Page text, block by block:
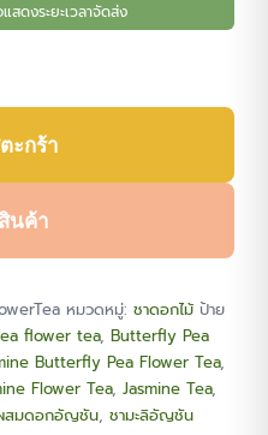
สดงระยะเวลาจัดส่ง
ะกร้า
นค้า
หมวดหมู่: ชาดอกไม้ ป้าย
flower tea, Butterfly Pea
Butterfly Pea Flower Tea,
Flower Tea, Jasmine Tea,
สมดอกอัญชัน, ชามะลิอัญชัน